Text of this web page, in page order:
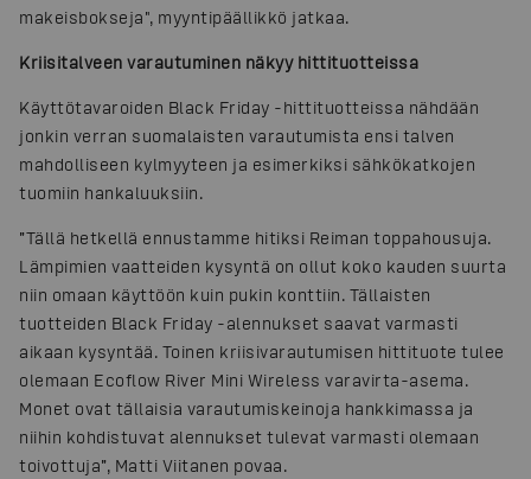
makeisbokseja", myyntipäällikkö jatkaa.
Kriisitalveen varautuminen näkyy hittituotteissa
Käyttötavaroiden Black Friday -hittituotteissa nähdään
jonkin verran suomalaisten varautumista ensi talven
mahdolliseen kylmyyteen ja esimerkiksi sähkökatkojen
tuomiin hankaluuksiin.
”Tällä hetkellä ennustamme hitiksi Reiman toppahousuja.
Lämpimien vaatteiden kysyntä on ollut koko kauden suurta
niin omaan käyttöön kuin pukin konttiin. Tällaisten
tuotteiden Black Friday -alennukset saavat varmasti
aikaan kysyntää. Toinen kriisivarautumisen hittituote tulee
olemaan Ecoflow River Mini Wireless varavirta-asema.
Monet ovat tällaisia varautumiskeinoja hankkimassa ja
niihin kohdistuvat alennukset tulevat varmasti olemaan
toivottuja”, Matti Viitanen povaa.